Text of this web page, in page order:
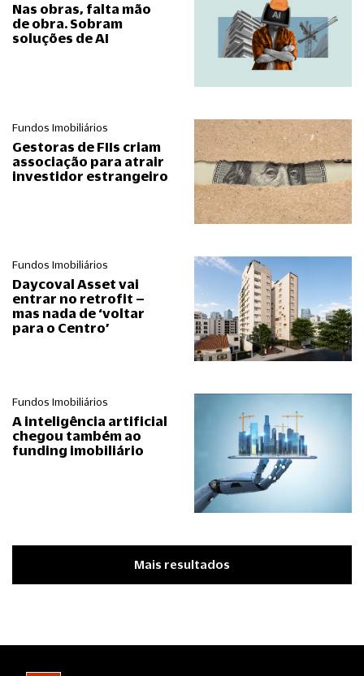
Nas obras, falta mão
de obra. Sobram
soluções de AI
Fundos Imobiliários
Gestoras de FIIs criam
associação para atrair
investidor estrangeiro
Fundos Imobiliários
Daycoval Asset vai
entrar no retrofit –
mas nada de ‘voltar
para o Centro’
Fundos Imobiliários
A inteligência artificial
chegou também ao
funding imobiliário
Mais resultados